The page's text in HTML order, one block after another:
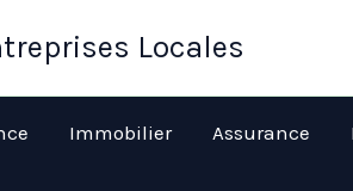
Locales
Immobilier Assurance